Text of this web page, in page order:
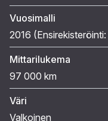
Vuosimalli
2016 (Ensirekisteröinti:
Mittarilukema
97 000 km
Väri
Valkoinen